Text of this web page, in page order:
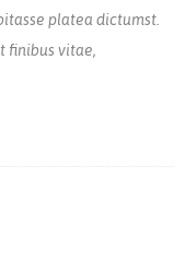
platea dictumst.
finibus vitae,